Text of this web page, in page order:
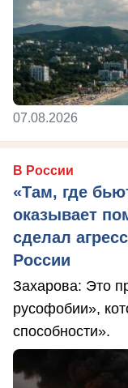
07.08.2026
В России
«Там, где
оказывает
сделал
России
Захарова: Это
русофобии»,
способности».